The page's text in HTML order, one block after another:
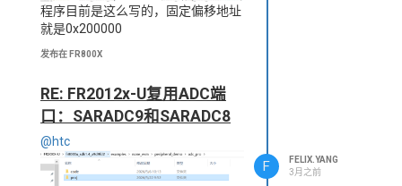
程序目前是这么写的，固定偏移地址
就是0x200000
发布在 FR800X
RE: FR2012x-U复用ADC端
口：SARADC9和SARADC8
@htc
F
FELIX.YANG
3月之前